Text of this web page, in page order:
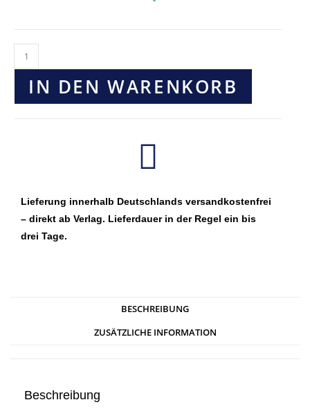
IN DEN WARENKORB
Lieferung innerhalb Deutschlands versandkostenfrei
– direkt ab Verlag. Lieferdauer in der Regel ein bis
drei Tage.
BESCHREIBUNG
ZUSÄTZLICHE INFORMATION
Beschreibung